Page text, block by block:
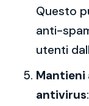
Questo
anti-
utenti
antivirus